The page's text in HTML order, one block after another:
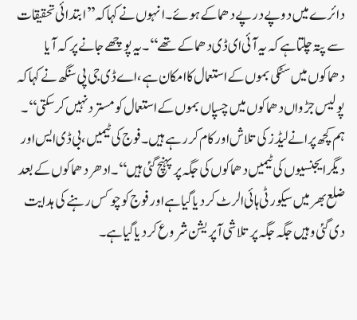
دائرے میں دو پے در پے دھماکے ہوئے۔ انہوں نے کہا کہ ’’ابتدائی تحقیقات
سے پتہ چلتا ہے کہ یہ آئی ای ڈی دھماکے تھے‘‘۔ یہ پوچھے جانے پر کہ آیا
دھماکوں میں سٹکی بموں کے استعمال کا امکان ہے، اے ڈی جی پی سنگھ نے کہا کہ
پولیس جڑواں دھماکوں میں چسپاں بموں کے استعمال کو مسترد نہیں کر سکتی‘‘۔
ہم کچھ پرانے لیڈز کی تلاش اور کام کر رہے ہیں۔ فوج کی ٹیمیں، بی ڈی ایس اور
دیگر ایجنسیوں کی ٹیمیں دھماکوں کی جگہ پر پہنچ گئی ہیں‘‘۔ادھر دھماکوں کے بعد
ضلع بھر میں سیکورٹی ہائی الرٹ کر دیا گیا ہے اور فوج کو چوکس رہنے کی ہدایت
دی گئی وہیں جگہ جگہ پر تلاشی آپریشن شروع کر دیا گیا ہے ۔